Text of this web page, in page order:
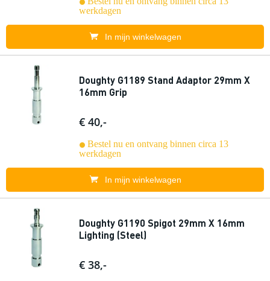
werkdagen
In mijn winkelwagen
Doughty G1189 Stand Adaptor 29mm X
16mm Grip
€ 40,-
Bestel nu en ontvang binnen circa 13
werkdagen
In mijn winkelwagen
Doughty G1190 Spigot 29mm X 16mm
Lighting (Steel)
€ 38,-